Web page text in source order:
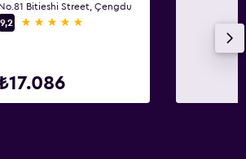
No.81 Bitieshi Street, Çengdu
9,2
5 yıldız